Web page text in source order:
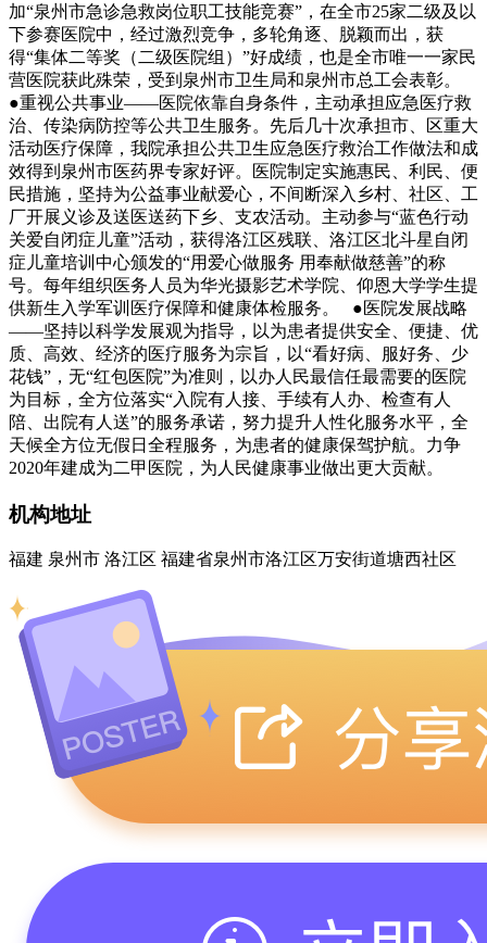
加“泉州市急诊急救岗位职工技能竞赛”，在全市25家二级及以
下参赛医院中，经过激烈竞争，多轮角逐、脱颖而出，获
得“集体二等奖（二级医院组）”好成绩，也是全市唯一一家民
营医院获此殊荣，受到泉州市卫生局和泉州市总工会表彰。
●重视公共事业——医院依靠自身条件，主动承担应急医疗救
治、传染病防控等公共卫生服务。先后几十次承担市、区重大
活动医疗保障，我院承担公共卫生应急医疗救治工作做法和成
效得到泉州市医药界专家好评。医院制定实施惠民、利民、便
民措施，坚持为公益事业献爱心，不间断深入乡村、社区、工
厂开展义诊及送医送药下乡、支农活动。主动参与“蓝色行动
关爱自闭症儿童”活动，获得洛江区残联、洛江区北斗星自闭
症儿童培训中心颁发的“用爱心做服务 用奉献做慈善”的称
号。每年组织医务人员为华光摄影艺术学院、仰恩大学学生提
供新生入学军训医疗保障和健康体检服务。 ●医院发展战略
——坚持以科学发展观为指导，以为患者提供安全、便捷、优
质、高效、经济的医疗服务为宗旨，以“看好病、服好务、少
花钱”，无“红包医院”为准则，以办人民最信任最需要的医院
为目标，全方位落实“入院有人接、手续有人办、检查有人
陪、出院有人送”的服务承诺，努力提升人性化服务水平，全
天候全方位无假日全程服务，为患者的健康保驾护航。力争
2020年建成为二甲医院，为人民健康事业做出更大贡献。
机构地址
福建 泉州市 洛江区 福建省泉州市洛江区万安街道塘西社区